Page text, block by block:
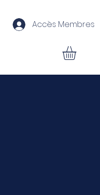
Accès Membres